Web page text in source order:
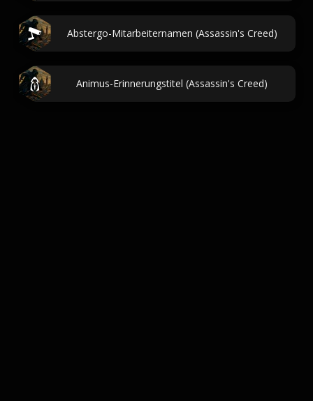
Abstergo-Mitarbeiternamen (Assassin's Creed)
Animus-Erinnerungstitel (Assassin's Creed)